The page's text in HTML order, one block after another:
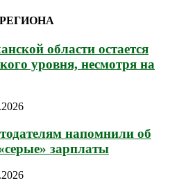
области остается
уровня, несмотря на
напомнили об
зарплаты